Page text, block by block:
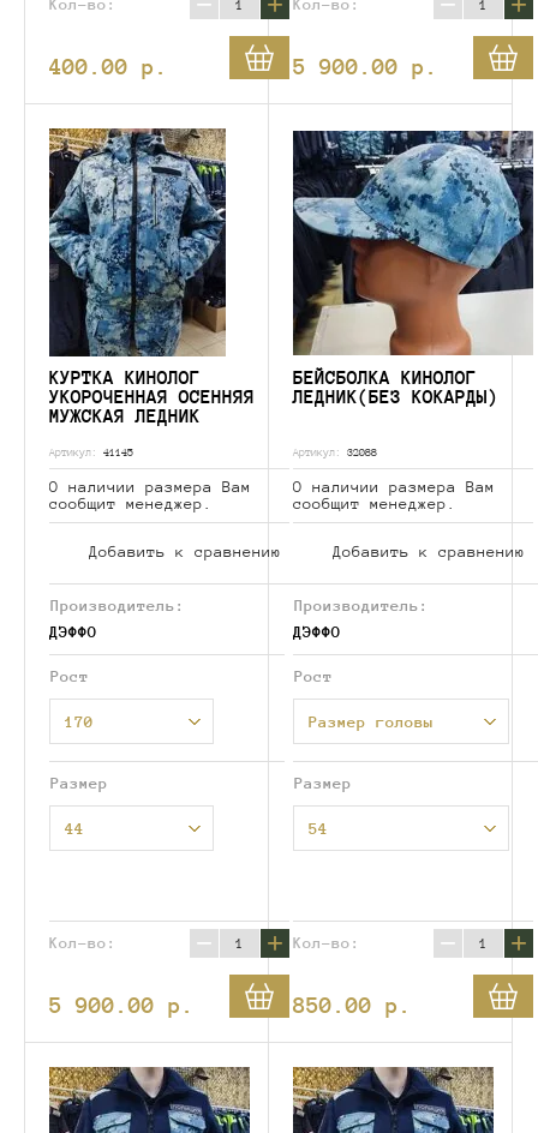
Кол-во:
400.00 p.
Кол-во:
5 900.00 p.
КУРТКА КИНОЛОГ
УКОРОЧЕННАЯ ОСЕННЯЯ
МУЖСКАЯ ЛЕДНИК
Артикул: 41145
О наличии размера Вам
сообщит менеджер.
Добавить к сравнению
Производитель:
ДЭФФО
Рост
170
Размер
44
Кол-во: − +
5 900.00 p.
БЕЙСБОЛКА КИНОЛОГ
ЛЕДНИК(БЕЗ КОКАРДЫ)
Артикул: 32088
О наличии размера Вам
сообщит менеджер.
Добавить к сравнению
Производитель:
ДЭФФО
Рост
Размер головы
Размер
54
Кол-во: − +
850.00 p.